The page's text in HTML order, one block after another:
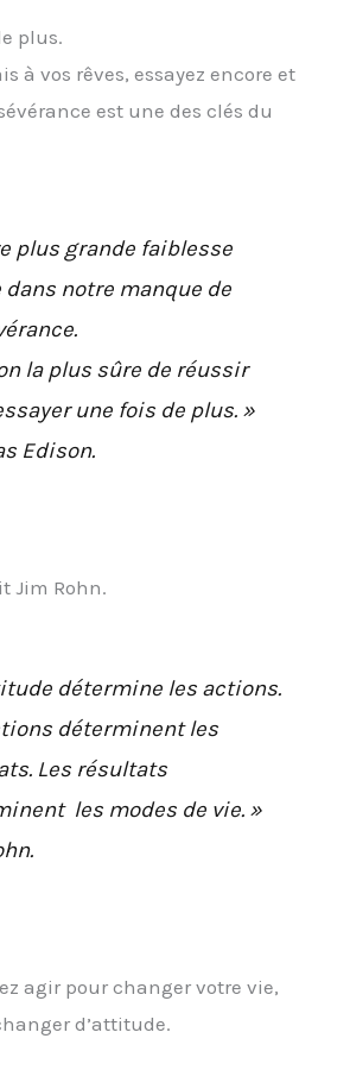
plus.
à vos rêves, essayez encore et
est une des clés du
plus grande faiblesse
dans notre manque de
la plus sûre de réussir
une fois de plus. »
Edison.
Jim Rohn.
détermine les actions.
déterminent les
Les résultats
les modes de vie. »
agir pour changer votre vie,
d’attitude.